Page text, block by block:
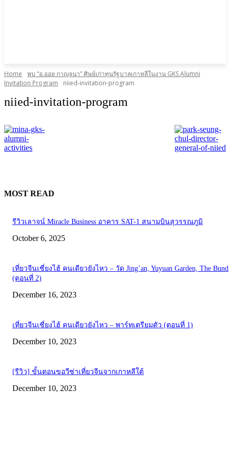
Home
พบ “อ.ออย กาญจนา” ศิษย์เก่าทุนรัฐบาลเกาหลีในงาน GKS Alumni
Invitation Program
niied-invitation-program
niied-invitation-program
MOST READ
รีวิวเลาจน์ Miracle Business อาคาร SAT-1 สนามบินสุวรรณภูมิ
October 6, 2025
เที่ยวจีนเซี่ยงไฮ้ คนเดียวยังไหว – วัด Jing’an, Yuyuan Garden, The Bund
(ตอนที่ 2)
December 16, 2023
เที่ยวจีนเซี่ยงไฮ้ คนเดียวยังไหว – พาร์ทเตรียมตัว (ตอนที่ 1)
December 10, 2023
[รีวิว] ขั้นตอนขอวีซ่าเที่ยวจีนจากเกาหลีใต้
December 10, 2023